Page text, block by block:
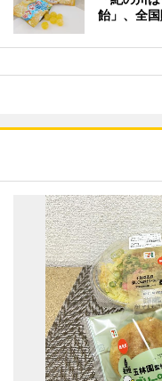
飴」、全